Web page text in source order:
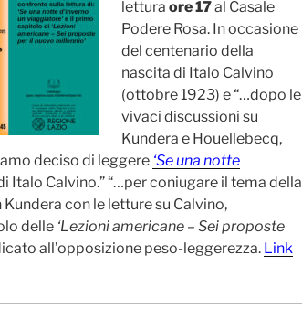
lettura ore 17al Casale
Podere Rosa. In occasione
del centenario della
nascita di Italo Calvino
(ottobre 1923) e “…dopo le
vivaci discussioni su
Kundera e Houellebecq,
deciso di leggere ‘Se una notte
Italo Calvino.” “…per coniugare il tema della
con le letture su Calvino,
delle ‘Lezioni americane – Sei proposte
all’opposizione peso-leggerezza. Link